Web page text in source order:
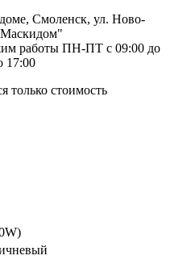
Смоленск, ул. Ново-
работы ПН-ПТ с 09:00 до
17:00
только стоимость